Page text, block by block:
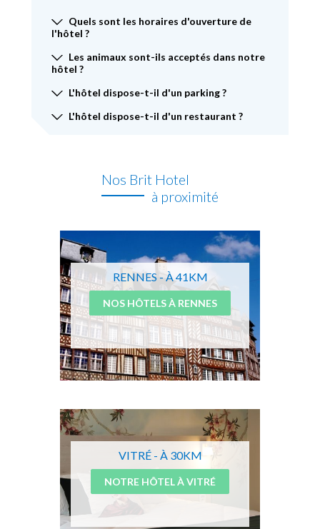
Quels sont les horaires d'ouverture de
l'hôtel ?
Les animaux sont-ils acceptés dans notre
hôtel ?
L'hôtel dispose-t-il d'un parking ?
L'hôtel dispose-t-il d'un restaurant ?
Nos Brit Hotel
à proximité
RENNES - À 41KM
NOS HÔTELS À RENNES
VITRÉ - À 30KM
NOTRE HÔTEL À VITRÉ